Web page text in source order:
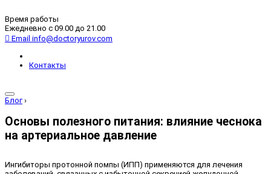
Время работы
Ежедневно с 09.00 до 21.00
Email info@doctoryurov.com
Контакты
Блог ›
Основы полезного питания: влияние чеснока
на артериальное давление
Ингибиторы протонной помпы (ИПП) применяются для лечения